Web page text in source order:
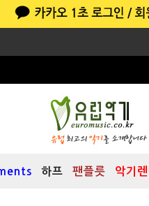
하프 팬플릇 악기